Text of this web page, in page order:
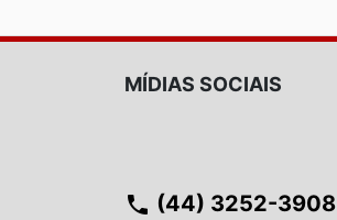
MÍDIAS SOCIAIS
phone (44) 3252-3908